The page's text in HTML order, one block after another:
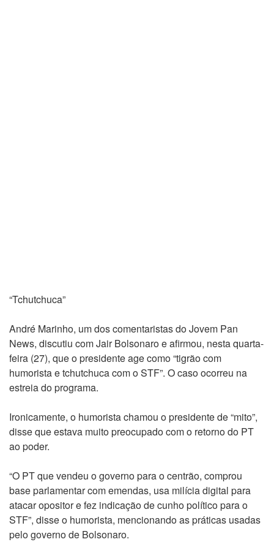
“Tchutchuca”
André Marinho, um dos comentaristas do Jovem Pan
News, discutiu com Jair Bolsonaro e afirmou, nesta quarta-
feira (27), que o presidente age como “tigrão com
humorista e tchutchuca com o STF”. O caso ocorreu na
estreia do programa.
Ironicamente, o humorista chamou o presidente de “mito”,
disse que estava muito preocupado com o retorno do PT
ao poder.
“O PT que vendeu o governo para o centrão, comprou
base parlamentar com emendas, usa milícia digital para
atacar opositor e fez indicação de cunho político para o
STF”, disse o humorista, mencionando as práticas usadas
pelo governo de Bolsonaro.